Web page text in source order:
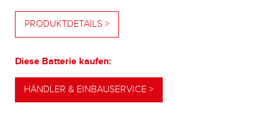
PRODUKTDETAILS >
Diese Batterie kaufen:
HÄNDLER & EINBAUSERVICE >